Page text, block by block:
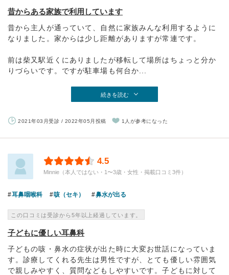
昔からある家族で利用しています
昔から主人が通っていて、自然に家族みんな利用するように
なりました。家からは少し距離がありますが常連です。
前は柴又駅近くにありましたが移転して場所はちょっと分か
りづらいです。ですが駐車場も何台か...
続きを読む
2021年03月受診 / 2022年05月投稿 1人が参考になった
4.5
Minnie（本人ではない・1〜3歳・女性・掲載口コミ3件）
耳鼻咽喉科 咳（セキ） 鼻水が出る
この口コミは受診から5年以上経過しています。
子どもに優しい耳鼻科
子どもの咳・鼻水の症状が出た時に大変お世話になっていま
す。診療してくれる先生は男性ですが、とても優しい雰囲気
で親しみやすく、質問などもしやすいです。子どもに対して